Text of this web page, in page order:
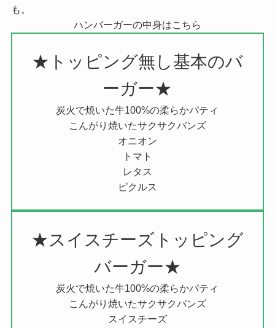
も。
ハンバーガーの中身はこちら
★トッピング無し基本のバ
ーガー★
炭火で焼いた牛100%の柔らかパティ
こんがり焼いたサクサクバンズ
オニオン
トマト
レタス
ピクルス
★スイスチーズトッピング
バーガー★
炭火で焼いた牛100%の柔らかパティ
こんがり焼いたサクサクバンズ
スイスチーズ